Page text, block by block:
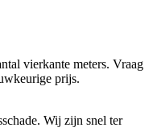
vierkante meters. Vraag
prijs.
Wij zijn snel ter